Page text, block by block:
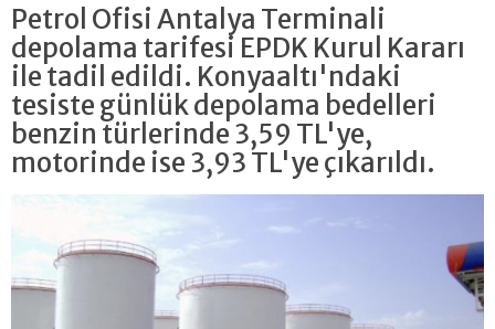
Petrol Ofisi Antalya Terminali
depolama tarifesi EPDK Kurul Kararı
ile tadil edildi. Konyaaltı'ndaki
tesiste günlük depolama bedelleri
benzin türlerinde 3,59 TL'ye,
motorinde ise 3,93 TL'ye çıkarıldı.